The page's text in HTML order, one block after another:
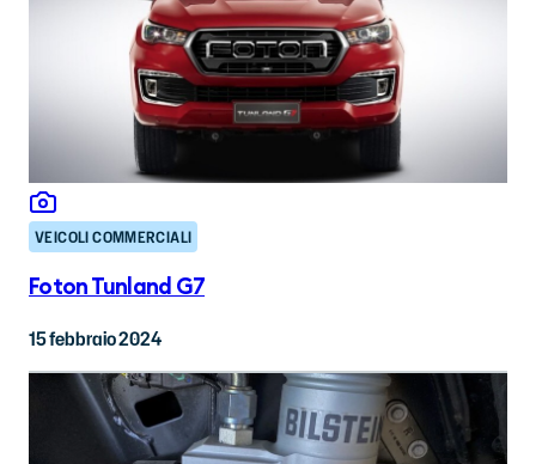
VEICOLI COMMERCIALI
Foton Tunland G7
15 febbraio 2024